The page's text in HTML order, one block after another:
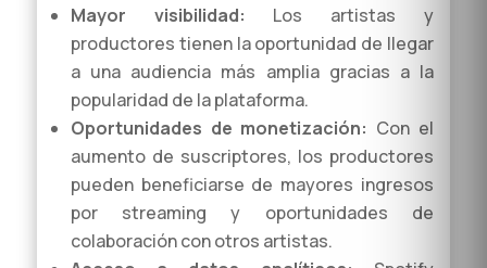
Mayor visibilidad: Los artistas y
productores tienen la oportunidad de llegar
a una audiencia más amplia gracias a la
popularidad de la plataforma.
Oportunidades de monetización: Con el
aumento de suscriptores, los productores
pueden beneficiarse de mayores ingresos
por streaming y oportunidades de
colaboración con otros artistas.